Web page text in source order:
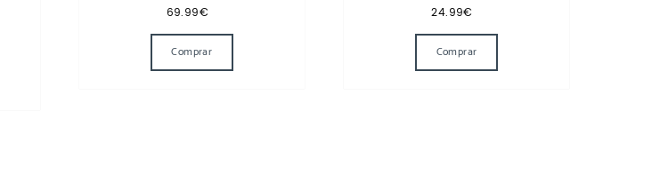
69.99€
Comprar
24.99€
Comprar